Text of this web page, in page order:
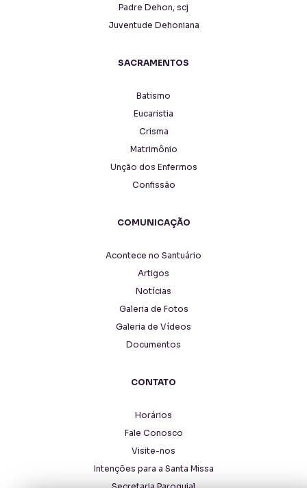
Padre Dehon, scj
Juventude Dehoniana
SACRAMENTOS
Batismo
Eucaristia
Crisma
Matrimônio
Unção dos Enfermos
Confissão
COMUNICAÇÃO
Acontece no Santuário
Artigos
Notícias
Galeria de Fotos
Galeria de Vídeos
Documentos
CONTATO
Horários
Fale Conosco
Visite-nos
Intenções para a Santa Missa